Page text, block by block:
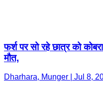
फर्श पर सो रहे छात्र को
मौत,
Dharhara, Munger | Jul 8,